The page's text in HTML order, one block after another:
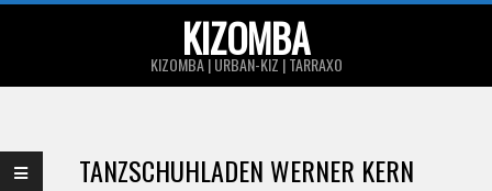
KIZOMBA
KIZOMBA | URBAN-KIZ | TARRAXO
Menu
TANZSCHUHLADEN WERNER KERN